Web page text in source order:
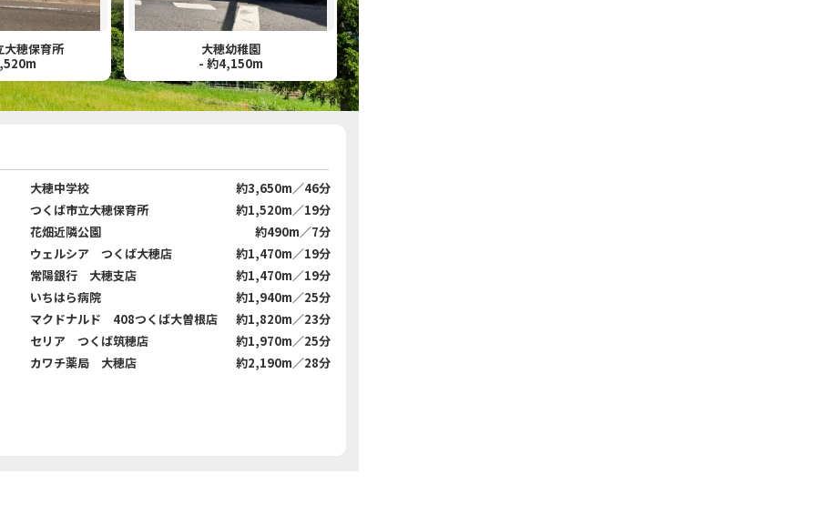
大穂保育所
大穂幼稚園
- 約4,150m
大穂中学校
約3,650m／46分
つくば市立大穂保育所
約1,520m／19分
花畑近隣公園
約490m／7分
ウェルシア つくば大穂店
約1,470m／19分
常陽銀行 大穂支店
約1,470m／19分
いちはら病院
約1,940m／25分
マクドナルド 408つくば大曽根店
約1,820m／23分
セリア つくば筑穂店
約1,970m／25分
カワチ薬局 大穂店
約2,190m／28分